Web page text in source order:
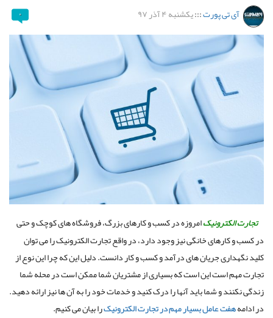
آی تی پورت:::یکشنبه ۴ آذر ۹۷ ۰
تجارت الکترونیکامروزه در کسب و کارهای بزرگ، فروشگاه های کوچک و حتی
در کسب و کارهای خانگی نیز وجود دارد، در واقع تجارت الکترونیک را می توان
کلید نگهداری جریان های درآمد و کسب و کار دانست. دلیل این که چرا این نوع از
تجارت مهم است این است که بسیاری از مشتریان شما ممکن است در محله شما
زندگی نکنند و شما باید آنها را درک کنید و خدمات خود را به آن ها نیز ارائه دهید.
در ادامههفت عامل بسیار مهم در تجارت الکترونیکرا بیان می کنیم.